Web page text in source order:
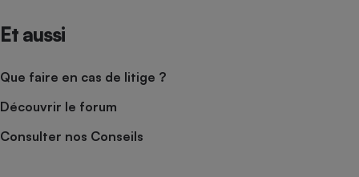
Et aussi
Que faire en cas de litige ?
Découvrir le forum
Consulter nos Conseils